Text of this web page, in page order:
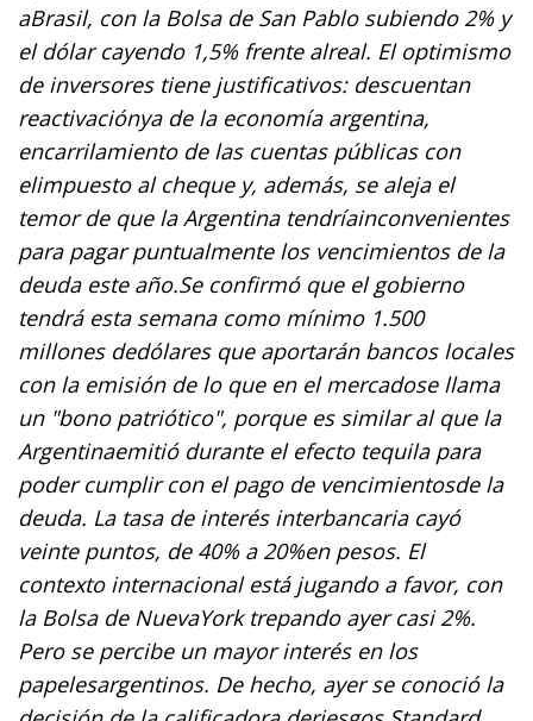
aBrasil, con la Bolsa de San Pablo subiendo 2% y
el dólar cayendo 1,5% frente alreal. El optimismo
de inversores tiene justificativos: descuentan
reactivaciónya de la economía argentina,
encarrilamiento de las cuentas públicas con
elimpuesto al cheque y, además, se aleja el
temor de que la Argentina tendríainconvenientes
para pagar puntualmente los vencimientos de la
deuda este año.Se confirmó que el gobierno
tendrá esta semana como mínimo 1.500
millones dedólares que aportarán bancos locales
con la emisión de lo que en el mercadose llama
un "bono patriótico", porque es similar al que la
Argentinaemitió durante el efecto tequila para
poder cumplir con el pago de vencimientosde la
deuda. La tasa de interés interbancaria cayó
veinte puntos, de 40% a 20%en pesos. El
contexto internacional está jugando a favor, con
la Bolsa de NuevaYork trepando ayer casi 2%.
Pero se percibe un mayor interés en los
papelesargentinos. De hecho, ayer se conoció la